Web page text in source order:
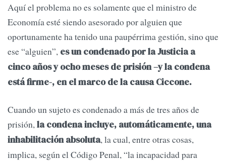
Aquí el problema no es solamente que el ministro de
Economía esté siendo asesorado por alguien que
oportunamente ha tenido una paupérrima gestión, sino que
ese “alguien”, es un condenado por la Justicia a
cinco años y ocho meses de prisión –y la condena
está firme-, en el marco de la causa Ciccone.
Cuando un sujeto es condenado a más de tres años de
prisión,la condena incluye, automáticamente, una
inhabilitación absoluta, la cual, entre otras cosas,
implica, según el Código Penal, “la incapacidad para